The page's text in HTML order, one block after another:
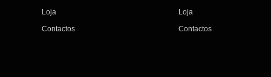
Loja
Contactos
Loja
Contactos